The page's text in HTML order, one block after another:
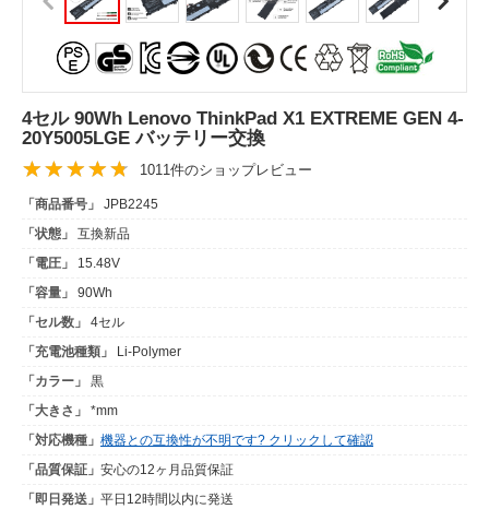
4セル 90Wh Lenovo ThinkPad X1 EXTREME GEN 4-
20Y5005LGE バッテリー交換
1011件のショップレビュー
「商品番号」
JPB2245
「状態」
互換新品
「電圧」
15.48V
「容量」
90Wh
「セル数」
4セル
「充電池種類」
Li-Polymer
「カラー」
黒
「大きさ」
*mm
「対応機種」 機器との互換性が不明です? クリックして確認
「品質保証」 安心の12ヶ月品質保証
「即日発送」 平日12時間以内に発送